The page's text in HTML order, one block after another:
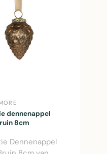
dennenappel
8cm
Dennenappel